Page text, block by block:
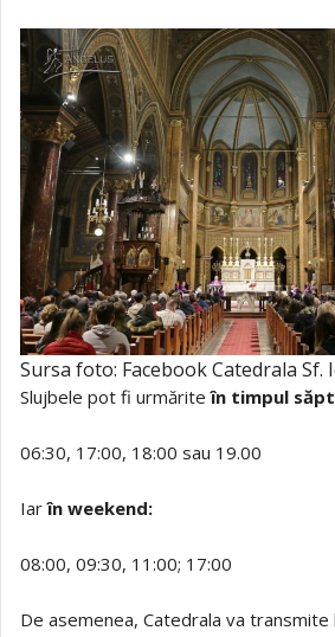
Sursa foto: Facebook Catedrala Sf.
Slujbele pot fi urmăriteîn timpul
06:30, 17:00, 18:00 sau 19.00
Iarîn weekend:
08:00, 09:30, 11:00; 17:00
De asemenea, Catedrala va transmite